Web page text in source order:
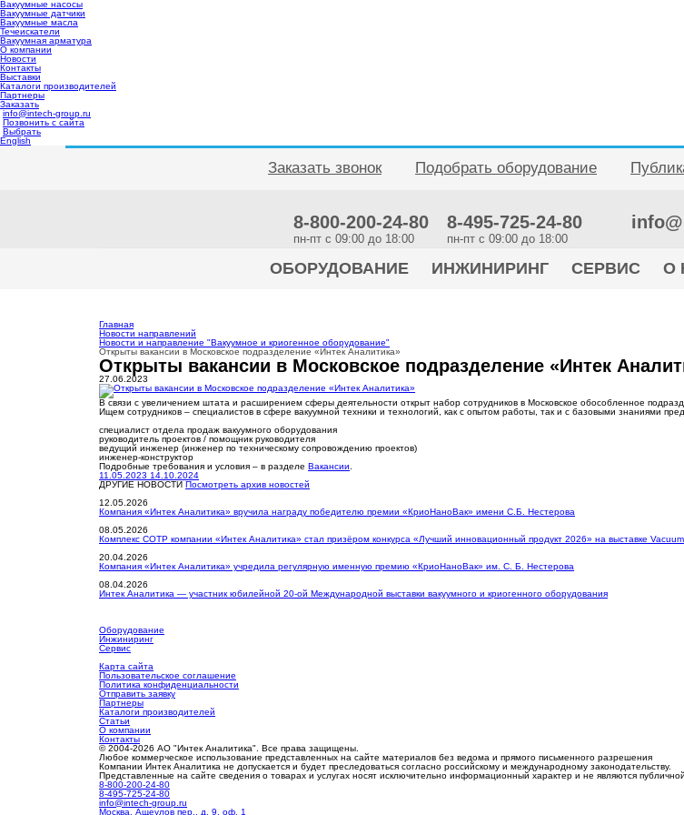
Вакуумные насосы
Вакуумные датчики
Вакуумные масла
Течеискатели
Вакуумная арматура
О компании
Новости
Контакты
Выставки
Каталоги производителей
Партнеры
Заказать
info@intech-group.ru
Позвонить с сайта
Выбрать
English
Заказать звонок Подобрать оборудование
8-800-200-24-80
пн-пт c 09:00 до 18:00
8-495-725-24-80
пн-пт c 09:00 до 18:00
ОБОРУДОВАНИЕ ИНЖИНИРИНГ СЕРВИС О
Главная
Новости направлений
Новости и направление "Вакуумное и криогенное оборудование"
Открыты вакансии в Московское подразделение «Интек Аналитика»
Открыты вакансии в Московское подразделение «Интек
27.06.2023
В связи с увеличением штата и расширением сферы деятельности открыт набор сотрудников в Московское обособленное
Ищем сотрудников – специалистов в сфере вакуумной техники и технологий, как с опытом работы, так и с базовыми знаниями
специалист отдела продаж вакуумного оборудования
руководитель проектов / помощник руководителя
ведущий инженер (инженер по техническому сопровождению проектов)
инженер-конструктор
Подробные требования и условия – в разделе Вакансии.
11.05.2023 14.10.2024
ДРУГИЕ НОВОСТИ Посмотреть архив новостей
12.05.2026
Компания «Интек Аналитика» вручила награду победителю премии «КриоНаноВак» имени С.Б. Нестерова
08.05.2026
Комплекс СОТР компании «Интек Аналитика» стал призёром конкурса «Лучший инновационный продукт 2026» на выставке
20.04.2026
Компания «Интек Аналитика» учредила регулярную именную премию «КриоНаноВак» им. С. Б. Нестерова
08.04.2026
Интек Аналитика — участник юбилейной 20-ой Международной выставки вакуумного и криогенного оборудования
Оборудование
Инжиниринг
Сервис
Карта сайта
Пользовательское соглашение
Политика конфиденциальности
Отправить заявку
Партнеры
Каталоги производителей
Статьи
О компании
Контакты
© 2004-2026 АО "Интек Аналитика". Все права защищены.
Любое коммерческое использование представленных на сайте материалов без ведома и прямого письменного разрешения
Компании Интек Аналитика не допускается и будет преследоваться согласно российскому и международному законодательству.
Представленные на сайте сведения о товарах и услугах носят исключительно информационный характер и не являются
8-800-200-24-80
8-495-725-24-80
info@intech-group.ru
Москва, Ащеулов пер., д. 9, оф. 1